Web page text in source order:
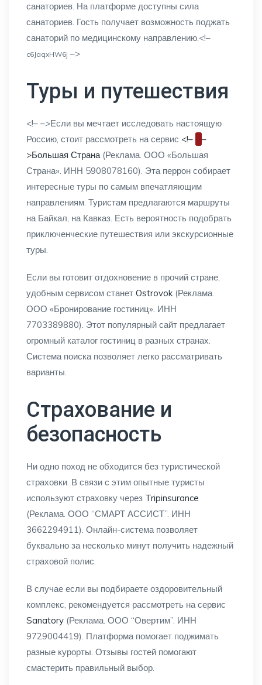
санаториев. На платформе доступны сила
санаториев. Гость получает возможность поджать
санаторий по медицинскому направлению.<!–
c6JaqxHW6j –>
Туры и путешествия
<!– –>Если вы мечтает исследовать настоящую
Россию, стоит рассмотреть на сервис <!–
–
>Большая Страна(Реклама. ООО «Большая
Страна». ИНН 5908078160). Эта перрон собирает
интересные туры по самым впечатляющим
направлениям. Туристам предлагаются маршруты
на Байкал, на Кавказ. Есть вероятность подобрать
приключенческие путешествия или экскурсионные
туры.
Если вы готовит отдохновение в прочий стране,
удобным сервисом станет Ostrovok(Реклама.
ООО «Бронирование гостиниц». ИНН
7703389880). Этот популярный сайт предлагает
огромный каталог гостиниц в разных странах.
Система поиска позволяет легко рассматривать
варианты.
Страхование и
безопасность
Ни одно поход не обходится без туристической
страховки. В связи с этим опытные туристы
используют страховку через Tripinsurance
(Реклама. ООО “СМАРТ АССИСТ”. ИНН
3662294911). Онлайн-система позволяет
буквально за несколько минут получить надежный
страховой полис.
В случае если вы подбираете оздоровительный
комплекс, рекомендуется рассмотреть на сервис
Sanatory (Реклама. ООО “Овертим”. ИНН
9729004419). Платформа помогает поджимать
разные курорты. Отзывы гостей помогают
смастерить правильный выбор.